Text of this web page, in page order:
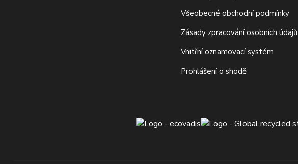
Všeobecné obchodní podmínky
Zásady zpracování osobních údajů
Vnitřní oznamovací systém
Prohlášení o shodě